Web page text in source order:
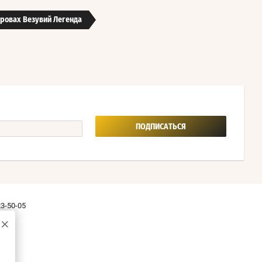
Везувий Легенда
ПОДПИСАТЬСЯ
50-05
×